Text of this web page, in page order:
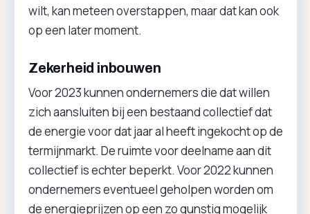
wilt, kan meteen overstappen, maar dat kan ook
op een later moment.
Zekerheid inbouwen
Voor 2023 kunnen ondernemers die dat willen
zich aansluiten bij een bestaand collectief dat
de energie voor dat jaar al heeft ingekocht op de
termijnmarkt. De ruimte voor deelname aan dit
collectief is echter beperkt. Voor 2022 kunnen
ondernemers eventueel geholpen worden om
de energieprijzen op een zo gunstig mogelijk